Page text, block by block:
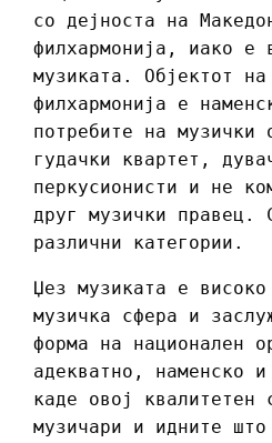
со дејноста на
филхармонија, иако е
музиката. Објектот на
филхармонија е
потребите на музички
гудачки квартет,
перкусионисти и не
друг музички правец.
различни категории.
Џез музиката е високо
музичка сфера и
форма на национален
адекватно, наменско
каде овој квалитетен
музичари и идните